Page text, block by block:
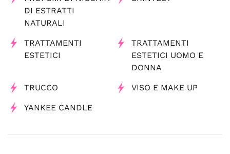
DI ESTRATTI
NATURALI
TRATTAMENTI
ESTETICI
TRATTAMENTI
ESTETICI UOMO E
DONNA
TRUCCO VISO E MAKE UP
YANKEE CANDLE